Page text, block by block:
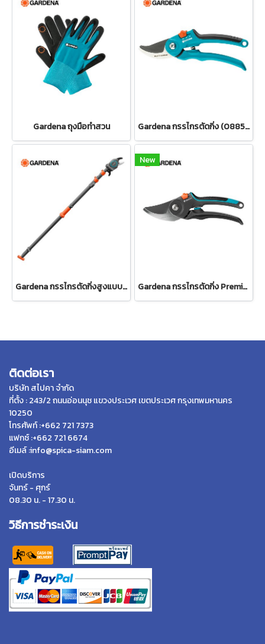
Gardena ถุงมือทำสวน Gardena กรรไกรตัดกิ่ง (08853-34)
Gardena กรรไกรตัดกิ่งสูงแบบดึง ปรับความยาวได้ 400 ซม. (12081-20)
New
Gardena กรรไกรตัดกิ่ง PremiumCut Pro -สำหรับตัดกิ่งกว้างสูงสุด 24 มม. (12251-20)
ติดต่อเรา
บริษัท สไปคา จำกัด
ที่ตั้ง : 243/2 ถนนอ่อนนุช แขวงประเวศ เขตประเวศ กรุงเทพมหานคร
10250
โทรศัพท์ :+662 721 7373
แฟกซ์ :+662 721 6674
อีเมล์ :info@spica-siam.com
เปิดบริการ
จันทร์ - ศุกร์
08.30 น. - 17.30 น.
วิธีการชำระเงิน